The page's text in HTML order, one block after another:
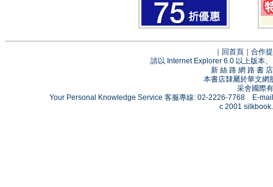
回首頁
合作
請以 Internet Explorer 6.0 以上版本
新 絲 路 網 路 書
本書店隸屬於華文網
采舍國際
Your Personal Knowledge Service 客服專線: 02-2226-7768 E-
c 2001